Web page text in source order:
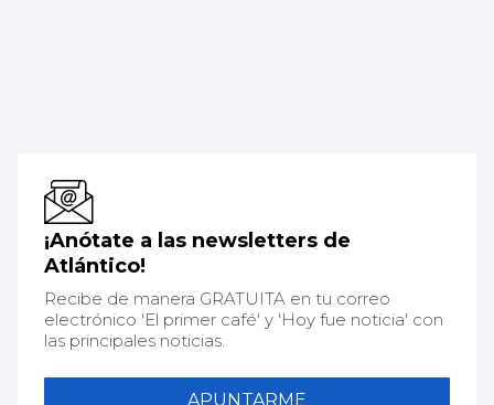
¡Anótate a las newsletters de
Atlántico!
Recibe de manera GRATUITA en tu correo
electrónico 'El primer café' y 'Hoy fue noticia' con
las principales noticias.
APUNTARME